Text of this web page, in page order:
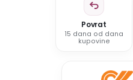
Povrat
15 dana od dana
kupovine